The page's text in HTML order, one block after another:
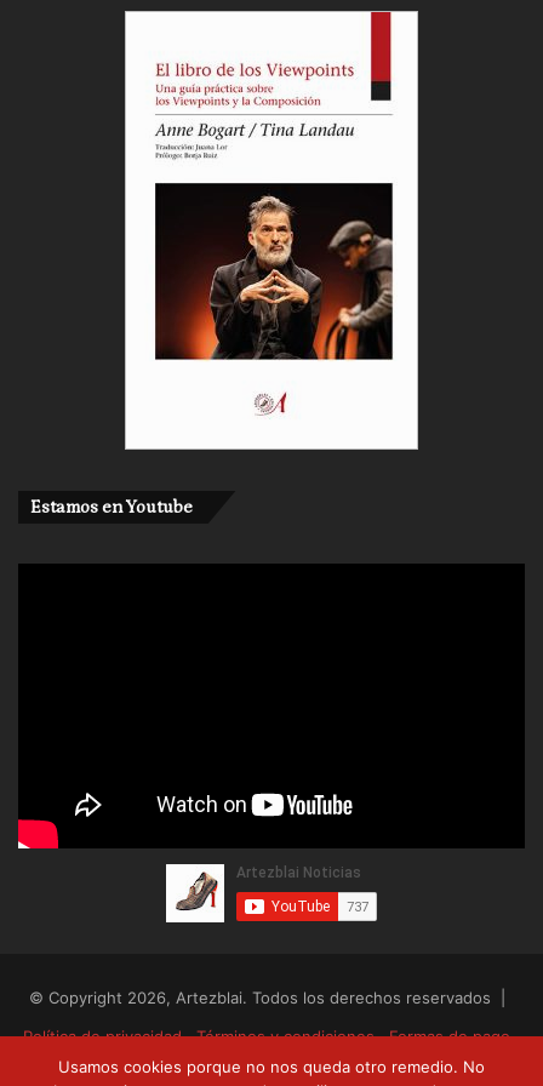
Estamos en Youtube
© Copyright 2026, Artezblai. Todos los derechos reservados |
Política de privacidad
Términos y condiciones
Formas de pago
Envíos y devoluciones
Usamos cookies porque no nos queda otro remedio. No